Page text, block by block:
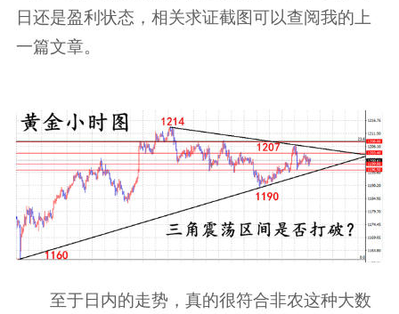
日还是盈利状态，相关求证截图可以查阅我的上
一篇文章。
至于日内的走势，真的很符合非农这种大数